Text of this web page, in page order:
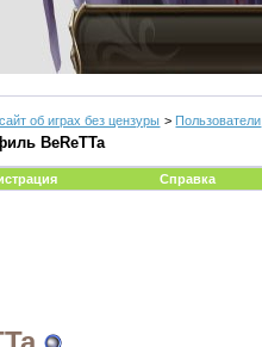
об играх без цензуры > Пользователи
BeReTTa
Справка